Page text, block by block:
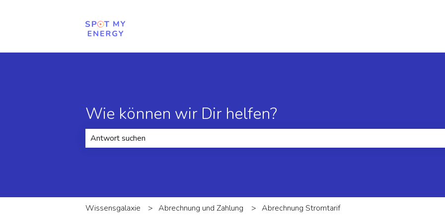
Wie können wir Dir helfen?
Wissensgalaxie Abrechnung und Zahlung Abrechnung Stromtarif